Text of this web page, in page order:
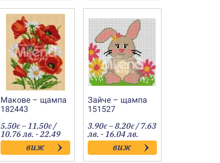
Макове – щампа
182443
5.50€ –11.50€Price
range:
5.50€
through
11.50€
/
10.76 лв. - 22.49
лв. виж
Зайче – щампа
151527
3.90€ –8.20€Price
range:
3.90€
through
8.20€
/ 7.63
лв. - 16.04 лв.
виж